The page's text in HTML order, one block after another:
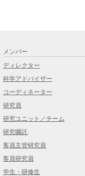
メンバー
ディレクター
科学アドバイザー
コーディネーター
研究員
研究ユニット／チーム
研究嘱託
客員主管研究員
客員研究員
学生・研修生